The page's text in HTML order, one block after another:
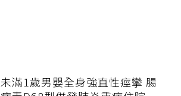
未滿1歲男嬰全身強直性痙攣 腸